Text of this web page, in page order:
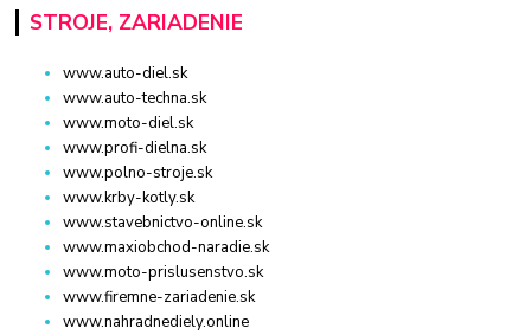
STROJE, ZARIADENIE
www.auto-diel.sk
www.auto-techna.sk
www.moto-diel.sk
www.profi-dielna.sk
www.polno-stroje.sk
www.krby-kotly.sk
www.stavebnictvo-online.sk
www.maxiobchod-naradie.sk
www.moto-prislusenstvo.sk
www.firemne-zariadenie.sk
www.nahradnediely.online